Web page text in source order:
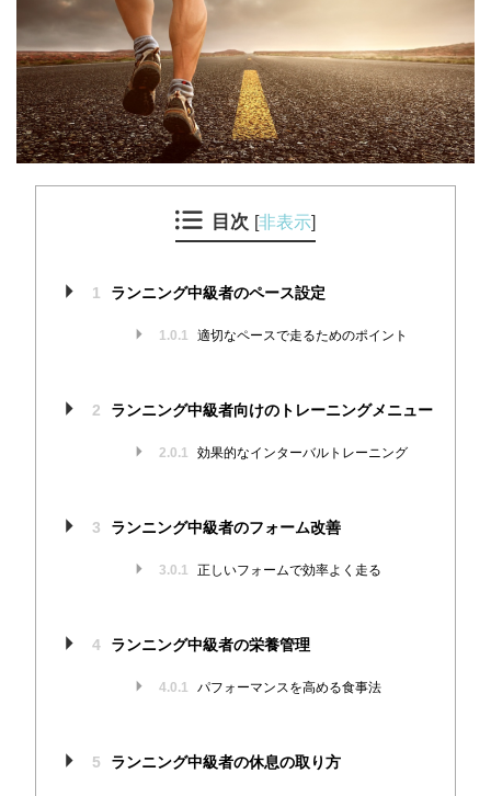
目次 [非表示]
1 ランニング中級者のペース設定
1.0.1 適切なペースで走るためのポイント
2 ランニング中級者向けのトレーニングメニュー
2.0.1 効果的なインターバルトレーニング
3 ランニング中級者のフォーム改善
3.0.1 正しいフォームで効率よく走る
4 ランニング中級者の栄養管理
4.0.1 パフォーマンスを高める食事法
5 ランニング中級者の休息の取り方